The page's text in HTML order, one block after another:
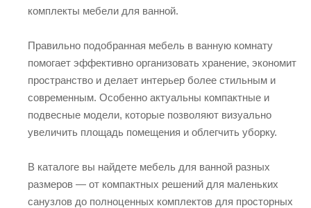
комплекты мебели для ванной.
Правильно подобранная мебель в ванную комнату
помогает эффективно организовать хранение, экономит
пространство и делает интерьер более стильным и
современным. Особенно актуальны компактные и
подвесные модели, которые позволяют визуально
увеличить площадь помещения и облегчить уборку.
В каталоге вы найдете мебель для ванной разных
размеров — от компактных решений для маленьких
санузлов до полноценных комплектов для просторных